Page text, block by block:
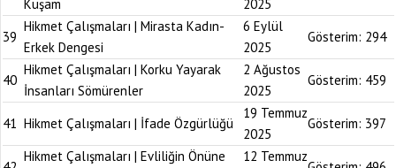
Kuşam
2025
39
Hikmet Çalışmaları | Mirasta Kadın-
Erkek Dengesi
6 Eylül
2025
Gösterim: 294
40
Hikmet Çalışmaları | Korku Yayarak
İnsanları Sömürenler
2 Ağustos
2025
Gösterim: 459
41 Hikmet Çalışmaları | İfade Özgürlüğü
19 Temmuz
2025
Gösterim: 397
Hikmet Çalışmaları | Evliliğin Önüne
12 Temmuz